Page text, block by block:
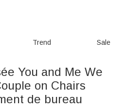
Trend Sale
You and Me We
on Chairs
de bureau